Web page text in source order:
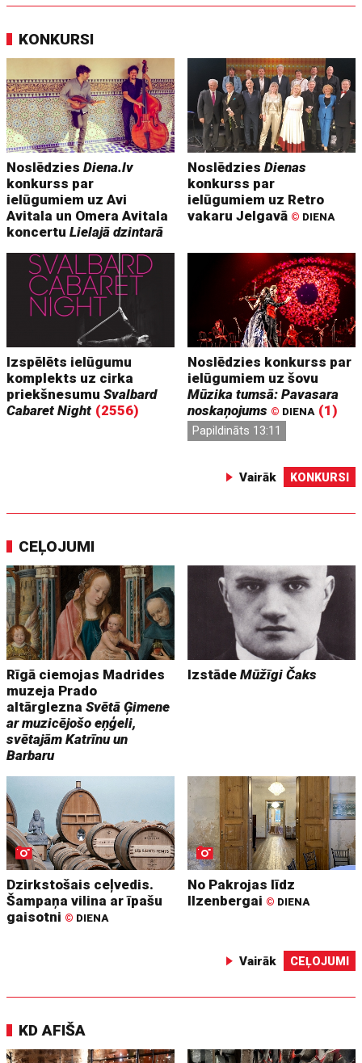
KONKURSI
NoslēdziesDiena.lv
konkurss par
ielūgumiem uz Avi
Avitala un Omera Avitala
koncertuLielajā dzintarā
NoslēdziesDienas
konkurss par
ielūgumiem uz Retro
vakaru Jelgavā © DIENA
Izspēlēts ielūgumu
komplekts uz cirka
priekšnesumuSvalbard
Cabaret Night (2556)
Noslēdzies konkurss par
ielūgumiem uz šovu
Mūzika tumsā: Pavasara
noskaņojums © DIENA (1)
Papildināts 13:11
Vairāk KONKURSI
CEĻOJUMI
Rīgā ciemojas Madrides
muzeja Prado
altārgleznaSvētā Ģimene
ar muzicējošo eņģeli,
svētajām Katrīnu un
Barbaru
IzstādeMūžīgi Čaks
Dzirkstošais ceļvedis.
Šampaņa vilina ar īpašu
gaisotni © DIENA
No Pakrojas līdz
Ilzenbergai © DIENA
Vairāk CEĻOJUMI
KD AFIŠA